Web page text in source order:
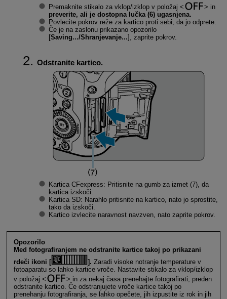
Premaknite stikalo za vklop/izklop v položaj
in
preverite, ali je dostopna lučka (6) ugasnjena.
Povlecite pokrov reže za kartico proti sebi, da jo odprete.
Če je na zaslonu prikazano opozorilo
[Saving.../Shranjevanje...], zaprite pokrov.
Odstranite kartico.
Kartica CFexpress: Pritisnite na gumb za izmet (7), da
kartica izskoči.
Kartica SD: Narahlo pritisnite na kartico, nato jo sprostite,
tako da izskoči.
Kartico izvlecite naravnost navzven, nato zaprite pokrov.
Opozorilo
Med fotografiranjem ne odstranite kartice takoj po prikazani
rdeči ikoni [
]. Zaradi visoke notranje temperature v
fotoaparatu so lahko kartice vroče. Nastavite stikalo za vklop/izklop
v položaj
in za nekaj časa prenehajte fotografirati, preden
odstranite kartico. Če odstranjujete vroče kartice takoj po
prenehanju fotografiranja, se lahko opečete, jih izpustite iz rok in jih